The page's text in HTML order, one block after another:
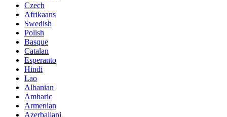
Czech
Afrikaans
Swedish
Polish
Basque
Catalan
Esperanto
Hindi
Lao
Albanian
Amharic
Armenian
Azerbaijani